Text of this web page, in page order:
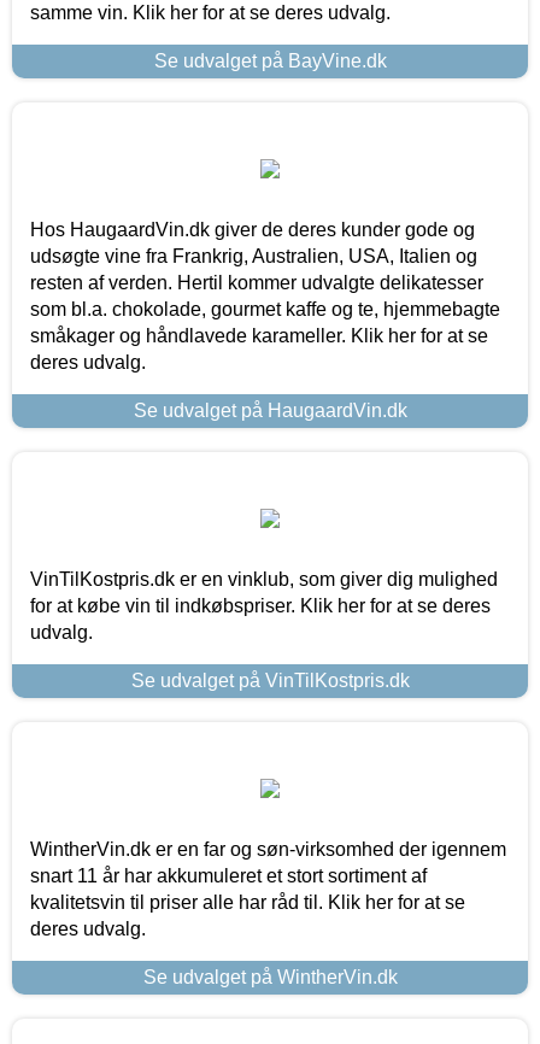
samme vin. Klik her for at se deres udvalg.
Se udvalget på BayVine.dk
Hos HaugaardVin.dk giver de deres kunder gode og
udsøgte vine fra Frankrig, Australien, USA, Italien og
resten af verden. Hertil kommer udvalgte delikatesser
som bl.a. chokolade, gourmet kaffe og te, hjemmebagte
småkager og håndlavede karameller. Klik her for at se
deres udvalg.
Se udvalget på HaugaardVin.dk
VinTilKostpris.dk er en vinklub, som giver dig mulighed
for at købe vin til indkøbspriser. Klik her for at se deres
udvalg.
Se udvalget på VinTilKostpris.dk
WintherVin.dk er en far og søn-virksomhed der igennem
snart 11 år har akkumuleret et stort sortiment af
kvalitetsvin til priser alle har råd til. Klik her for at se
deres udvalg.
Se udvalget på WintherVin.dk